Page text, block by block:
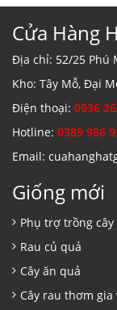
Cửa Hàng
Địa chỉ: 52/25 Phú
Kho: Tây Mỗ, Đại
Điện thoại: 0936
Hotline: 0389 986
Email:
Giống mới
Phụ trợ trồng cây
Rau củ quả
Cây ăn quả
Cây rau thơm gia